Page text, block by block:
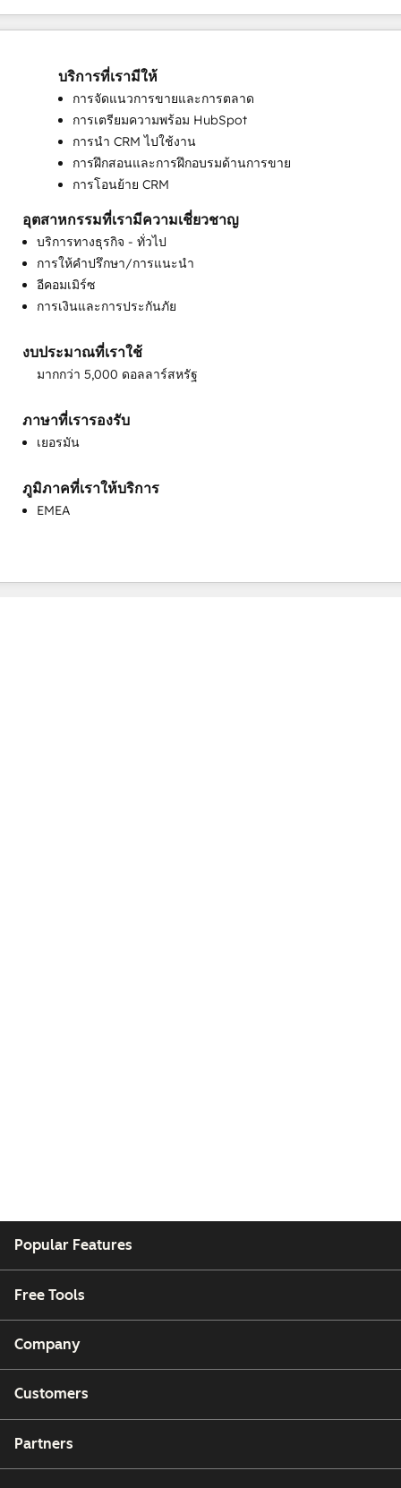
บริการที่เรามีให้
การจัดแนวการขายและการตลาด
การเตรียมความพร้อม HubSpot
การนำ CRM ไปใช้งาน
การฝึกสอนและการฝึกอบรมด้านการขาย
การโอนย้าย CRM
อุตสาหกรรมที่เรามีความเชี่ยวชาญ
บริการทางธุรกิจ - ทั่วไป
การให้คำปรึกษา/การแนะนำ
อีคอมเมิร์ซ
การเงินและการประกันภัย
งบประมาณที่เราใช้
มากกว่า 5,000 ดอลลาร์สหรัฐ
ภาษาที่เรารองรับ
เยอรมัน
ภูมิภาคที่เราให้บริการ
EMEA
Popular Features
Free Tools
Company
Customers
Partners